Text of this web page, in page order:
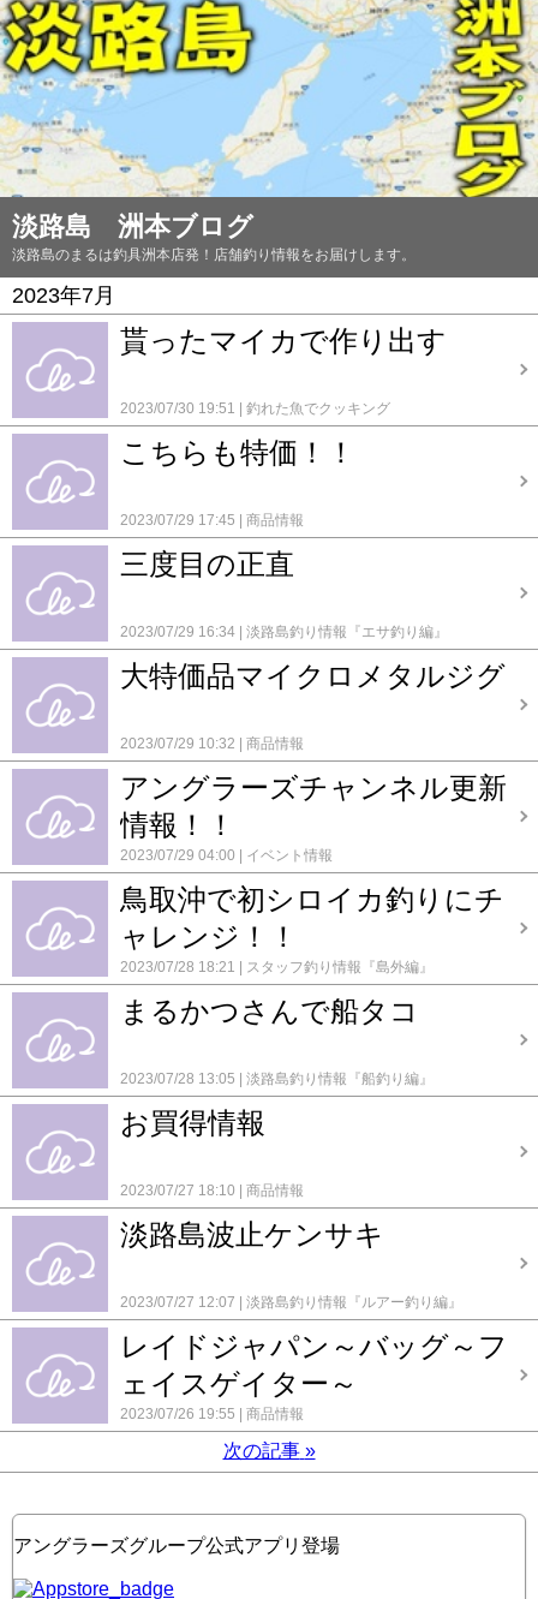
淡路島 洲本ブログ
淡路島のまるは釣具洲本店発！店舗釣り情報をお届けします。
2023年7月
貰ったマイカで作り出す
2023/07/30 19:51 釣れた魚でクッキング
こちらも特価！！
2023/07/29 17:45 商品情報
三度目の正直
2023/07/29 16:34 淡路島釣り情報『エサ釣り編』
大特価品マイクロメタルジグ
2023/07/29 10:32 商品情報
アングラーズチャンネル更新
情報！！
2023/07/29 04:00 イベント情報
鳥取沖で初シロイカ釣りにチ
ャレンジ！！
2023/07/28 18:21 スタッフ釣り情報『島外編』
まるかつさんで船タコ
2023/07/28 13:05 淡路島釣り情報『船釣り編』
お買得情報
2023/07/27 18:10 商品情報
淡路島波止ケンサキ
2023/07/27 12:07 淡路島釣り情報『ルアー釣り編』
レイドジャパン～バッグ～フ
ェイスゲイター～
2023/07/26 19:55 商品情報
次の記事 »
アングラーズグループ公式アプリ登場